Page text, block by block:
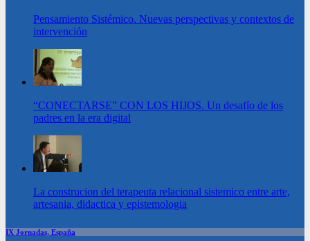
Pensamiento Sistémico. Nuevas perspectivas y contextos de
intervención
“CONECTARSE” CON LOS HIJOS. Un desafío de los
padres en la era digital
La construcion del terapeuta relacional sistemico entre arte,
artesania, didactica y epistemologia
IX Jornadas, España